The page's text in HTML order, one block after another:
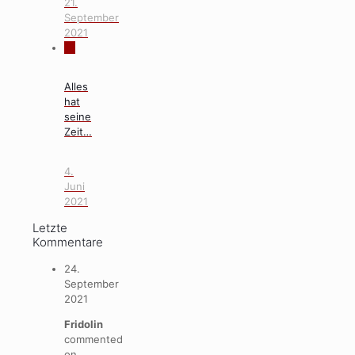
September
2021
Alles
hat
seine
Zeit…
4.
Juni
2021
Letzte
Kommentare
24.
September
2021
Fridolin
commented